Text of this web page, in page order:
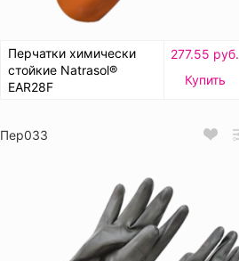
Перчатки химически
стойкие Natrasol®
EAR28F
277.55 руб.
Купить
Пер033